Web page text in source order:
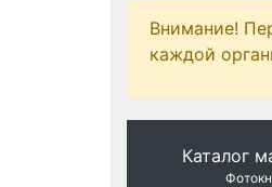
Внимание!
каждой
Каталог